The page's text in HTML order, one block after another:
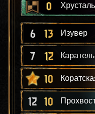
0
6 13 Изувер
7 12
10
12 10